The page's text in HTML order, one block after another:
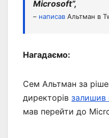
Microsoft”,
– написав Альтман в
Нагадаємо:
Сем Альтман за
директорів залишив
мав перейти до